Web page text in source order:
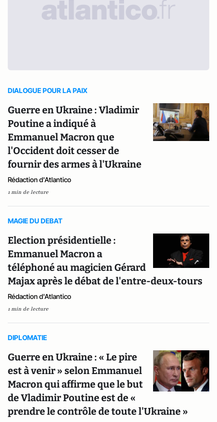
DIALOGUE POUR LA PAIX
Guerre en Ukraine : Vladimir
Poutine a indiqué à
Emmanuel Macron que
l'Occident doit cesser de
fournir des armes à l'Ukraine
Rédaction d'Atlantico
1 min de lecture
MAGIE DU DEBAT
Election présidentielle :
Emmanuel Macron a
téléphoné au magicien Gérard
Majax après le débat de l'entre-deux-tours
Rédaction d'Atlantico
1 min de lecture
DIPLOMATIE
Guerre en Ukraine : « Le pire
est à venir » selon Emmanuel
Macron qui affirme que le but
de Vladimir Poutine est de «
prendre le contrôle de toute l'Ukraine »